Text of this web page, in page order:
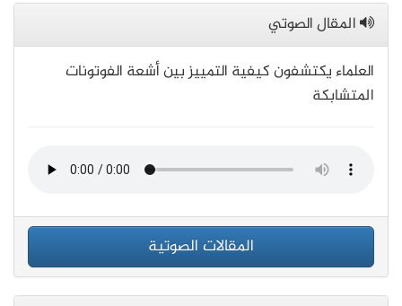
المقال الصوتي
العلماء يكتشفون كيفية التمييز بين أشعة الفوتونات
المتشابكة
المقالات الصوتية